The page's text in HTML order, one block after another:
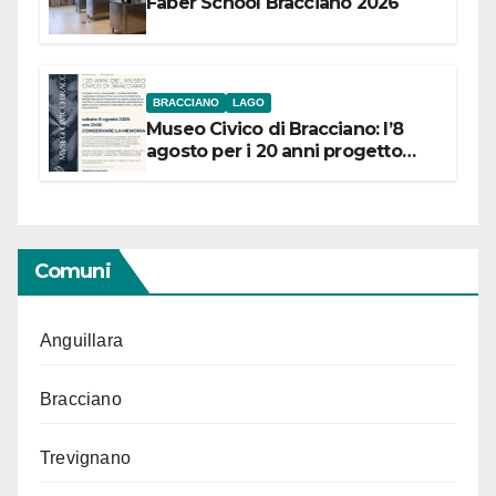
BRACCIANO LAGO
Museo Civico di Bracciano: l’8
agosto per i 20 anni progetto
Comuni
Anguillara
Bracciano
Trevignano